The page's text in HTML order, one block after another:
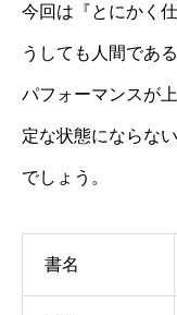
今回は『とにかく
うしても人間であ
パフォーマンスが
定な状態にならな
でしょう。
書名